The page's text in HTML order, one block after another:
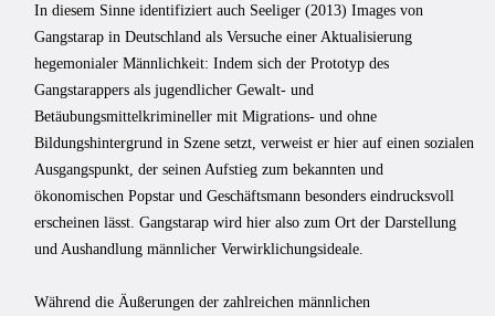
In diesem Sinne identifiziert auch Seeliger (2013) Images von
Gangstarap in Deutschland als Versuche einer Aktualisierung
hegemonialer Männlichkeit: Indem sich der Prototyp des
Gangstarappers als jugendlicher Gewalt- und
Betäubungsmittelkrimineller mit Migrations- und ohne
Bildungshintergrund in Szene setzt, verweist er hier auf einen sozialen
Ausgangspunkt, der seinen Aufstieg zum bekannten und
ökonomischen Popstar und Geschäftsmann besonders eindrucksvoll
erscheinen lässt. Gangstarap wird hier also zum Ort der Darstellung
und Aushandlung männlicher Verwirklichungsideale.
Während die Äußerungen der zahlreichen männlichen